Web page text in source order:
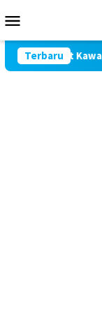
ke
Mobile
Terbaru
Komit Kawal